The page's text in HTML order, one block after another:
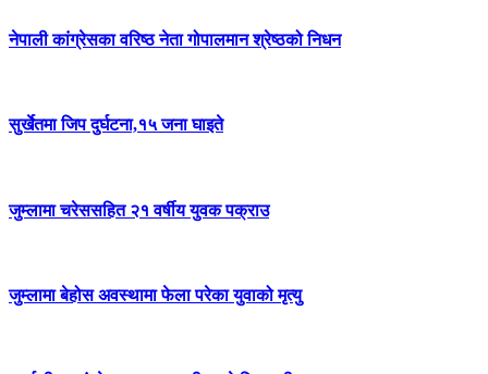
नेपाली कांग्रेसका वरिष्ठ नेता गोपालमान श्रेष्ठको निधन
सुर्खेतमा जिप दुर्घटना,१५ जना घाइते
जुम्लामा चरेससहित २१ वर्षीय युवक पक्राउ
जुम्लामा बेहोस अवस्थामा फेला परेका युवाको मृत्यु